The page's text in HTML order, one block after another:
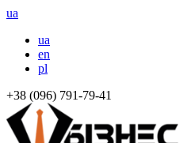
ua
ua
en
pl
+38 (096) 791-79-41